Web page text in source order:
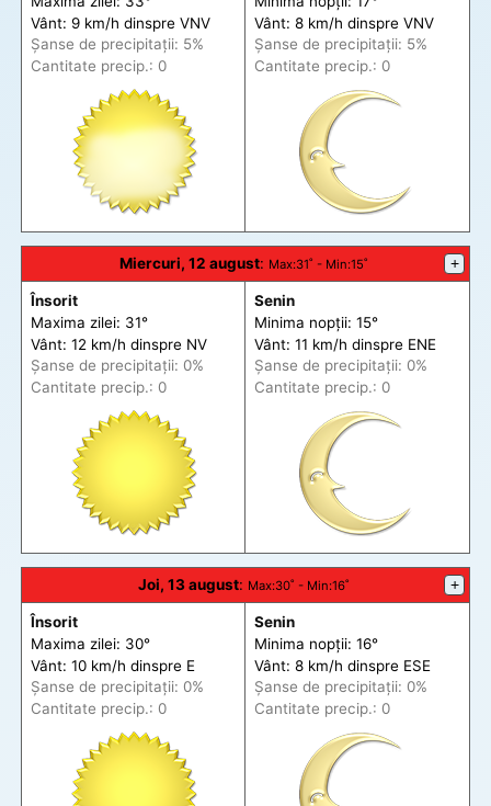
Vânt: 9 km/h dinspre VNV
Șanse de precipitații: 5%
Cantitate precip.: 0
Vânt: 8 km/h dinspre VNV
Șanse de precipitații: 5%
Cantitate precip.: 0
Miercuri, 12 august: Max:31˚ - Min:15˚ +
Însorit
Maxima zilei: 31°
Vânt: 12 km/h dinspre NV
Șanse de precipitații: 0%
Cantitate precip.: 0
Senin
Minima nopții: 15°
Vânt: 11 km/h dinspre ENE
Șanse de precipitații: 0%
Cantitate precip.: 0
Joi, 13 august: Max:30˚ - Min:16˚ +
Însorit
Maxima zilei: 30°
Vânt: 10 km/h dinspre E
Șanse de precipitații: 0%
Cantitate precip.: 0
Senin
Minima nopții: 16°
Vânt: 8 km/h dinspre ESE
Șanse de precipitații: 0%
Cantitate precip.: 0